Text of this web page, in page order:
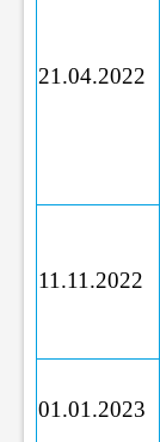
21.04.2022
11.11.2022
01.01.2023